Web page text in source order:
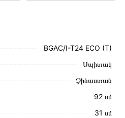
BGAC/I-T24 ECO (T)
Սպիտակ
Չինաստան
92 սմ
31 սմ